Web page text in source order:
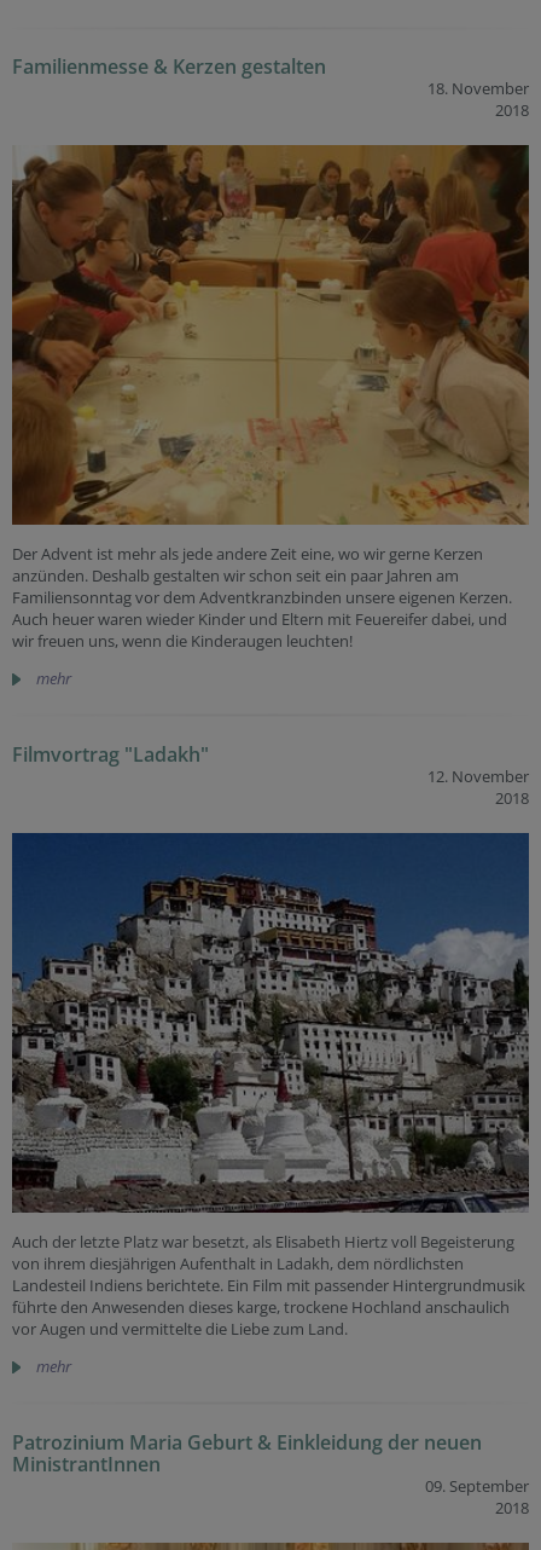
Familienmesse & Kerzen gestalten
18. November
2018
Der Advent ist mehr als jede andere Zeit eine, wo wir gerne Kerzen
anzünden. Deshalb gestalten wir schon seit ein paar Jahren am
Familiensonntag vor dem Adventkranzbinden unsere eigenen Kerzen.
Auch heuer waren wieder Kinder und Eltern mit Feuereifer dabei, und
wir freuen uns, wenn die Kinderaugen leuchten!
mehr
Filmvortrag "Ladakh"
12. November
2018
Auch der letzte Platz war besetzt, als Elisabeth Hiertz voll Begeisterung
von ihrem diesjährigen Aufenthalt in Ladakh, dem nördlichsten
Landesteil Indiens berichtete. Ein Film mit passender Hintergrundmusik
führte den Anwesenden dieses karge, trockene Hochland anschaulich
vor Augen und vermittelte die Liebe zum Land.
mehr
Patrozinium Maria Geburt & Einkleidung der neuen
MinistrantInnen
09. September
2018